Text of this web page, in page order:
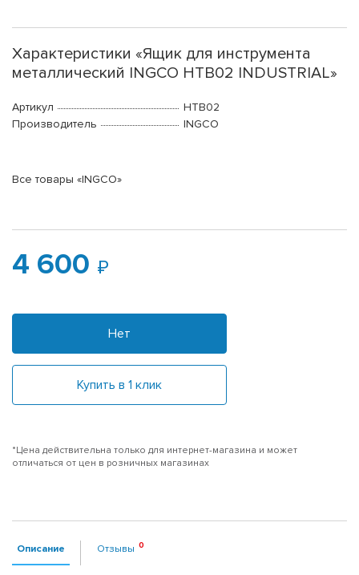
Характеристики «Ящик для инструмента
металлический INGCO HTB02 INDUSTRIAL»
Артикул
HTB02
Производитель
INGCO
Все товары «INGCO»
4 600
Нет
Купить в 1 клик
*Цена действительна только для интернет-магазина и может
отличаться от цен в розничных магазинах
Описание Отзывы